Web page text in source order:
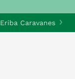
Eriba Caravanes